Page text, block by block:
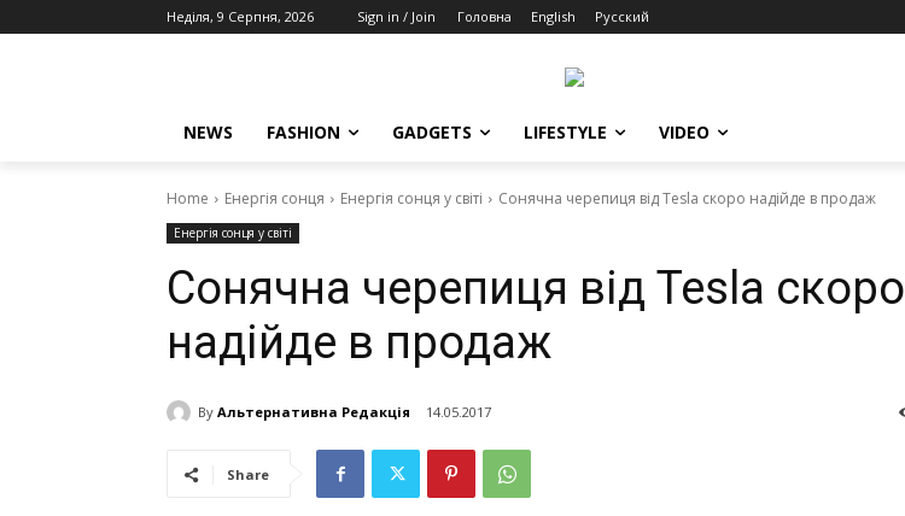
Неділя, 9 Серпня, 2026 Sign in / Join Головна English Русский
NEWS FASHION GADGETS LIFESTYLE VIDEO
Home Енергія сонця Енергія сонця у світі Сонячна черепиця від Tesla скоро надійде в продаж
Енергія сонця у світі
Сонячна черепиця від Tesla скоро
надійде в продаж
By Альтернативна Редакція 14.05.2017
Share